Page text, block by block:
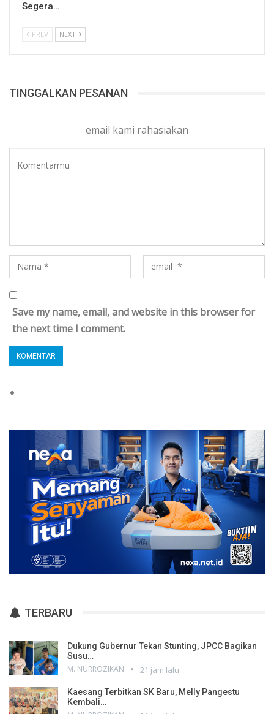
Segera…
PREV NEXT
TINGGALKAN PESANAN
email kami rahasiakan
Save my name, email, and website in this browser for
the next time I comment.
TERBARU
Dukung Gubernur Tekan Stunting, JPCC Bagikan
Susu…
M. NURROZIKAN 21 jam lalu
Kaesang Terbitkan SK Baru, Melly Pangestu
Kembali…